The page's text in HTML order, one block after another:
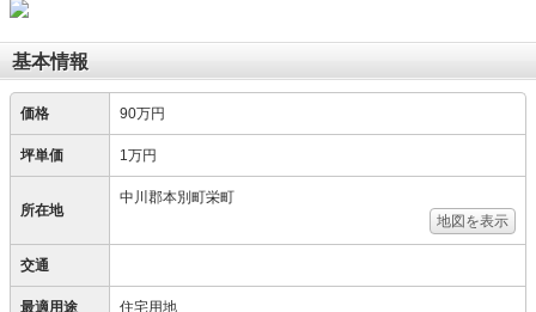
基本情報
価格 90万円
坪単価 1万円
所在地
中川郡本別町栄町
地図を表示
交通
最適用途 住宅用地